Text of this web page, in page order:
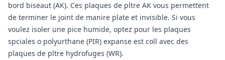
bord biseaut (AK). Ces plaques de pltre AK vous permettent
de terminer le joint de manire plate et invisible. Si vous
voulez isoler une pice humide, optez pour les plaques
spciales o polyurthane (PIR) expanse est coll avec des
plaques de pltre hydrofuges (WR).